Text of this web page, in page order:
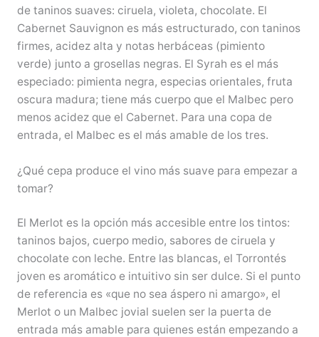
de taninos suaves: ciruela, violeta, chocolate. El
Cabernet Sauvignon es más estructurado, con taninos
firmes, acidez alta y notas herbáceas (pimiento
verde) junto a grosellas negras. El Syrah es el más
especiado: pimienta negra, especias orientales, fruta
oscura madura; tiene más cuerpo que el Malbec pero
menos acidez que el Cabernet. Para una copa de
entrada, el Malbec es el más amable de los tres.
¿Qué cepa produce el vino más suave para empezar a
tomar?
El Merlot es la opción más accesible entre los tintos:
taninos bajos, cuerpo medio, sabores de ciruela y
chocolate con leche. Entre las blancas, el Torrontés
joven es aromático e intuitivo sin ser dulce. Si el punto
de referencia es «que no sea áspero ni amargo», el
Merlot o un Malbec jovial suelen ser la puerta de
entrada más amable para quienes están empezando a